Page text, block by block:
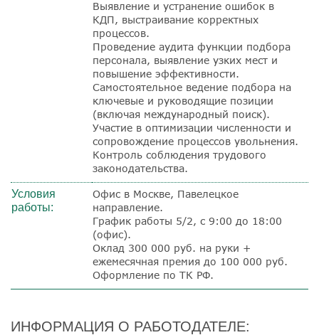
Выявление и устранение ошибок в
КДП, выстраивание корректных
процессов.
Проведение аудита функции подбора
персонала, выявление узких мест и
повышение эффективности.
Самостоятельное ведение подбора на
ключевые и руководящие позиции
(включая международный поиск).
Участие в оптимизации численности и
сопровождение процессов увольнения.
Контроль соблюдения трудового
законодательства.
Условия
работы:
Офис в Москве, Павелецкое
направление.
График работы 5/2, с 9:00 до 18:00
(офис).
Оклад 300 000 руб. на руки +
ежемесячная премия до 100 000 руб.
Оформление по ТК РФ.
ИНФОРМАЦИЯ О РАБОТОДАТЕЛЕ: